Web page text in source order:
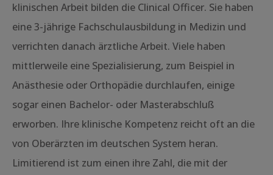
klinischen Arbeit bilden die Clinical Officer. Sie haben
eine 3-jährige Fachschulausbildung in Medizin und
verrichten danach ärztliche Arbeit. Viele haben
mittlerweile eine Spezialisierung, zum Beispiel in
Anästhesie oder Orthopädie durchlaufen, einige
sogar einen Bachelor- oder Masterabschluß
erworben. Ihre klinische Kompetenz reicht oft an die
von Oberärzten im deutschen System heran.
Limitierend ist zum einen ihre Zahl, die mit der